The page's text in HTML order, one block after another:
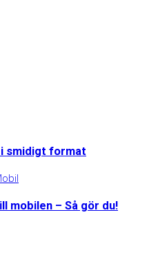
smidigt format
mobilen – Så gör du!